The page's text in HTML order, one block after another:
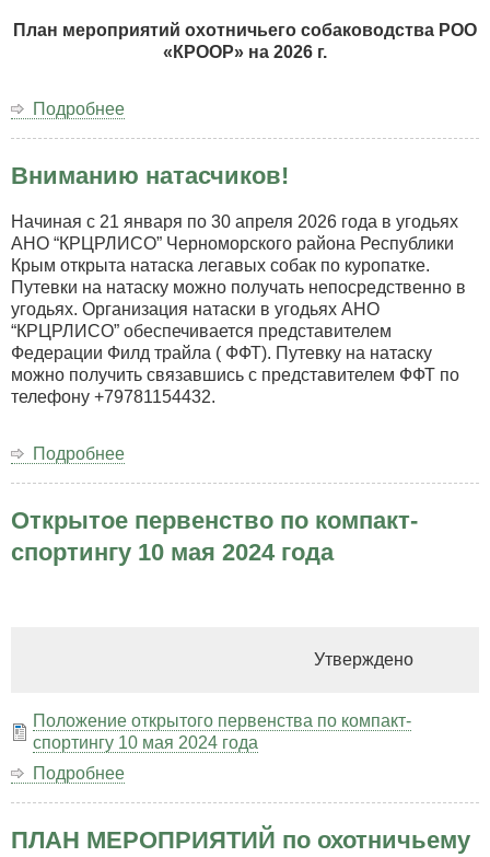
куропатке,
Крым,
Черноморское,
КРЦРЛИСО
(01.04.26
г.
–
13.04.26
г.).
План мероприятий охотничьего собаководства РОО
«КРООР» на 2026 г.
Подробнее
охотничьего
РОО
«КРООР»
на
2026
год
Вниманию натасчиков!
Начиная с 21 января по 30 апреля 2026 года в угодьях
АНО “КРЦРЛИСО” Черноморского района Республики
Крым открыта натаска легавых собак по куропатке.
Путевки на натаску можно получать непосредственно в
угодьях. Организация натаски в угодьях АНО
“КРЦРЛИСО” обеспечивается представителем
Федерации Филд трайла ( ФФТ). Путевку на натаску
можно получить связавшись с представителем ФФТ по
телефону +79781154432.
Подробнее
Открытое первенство по компакт-
спортингу 10 мая 2024 года
Утверждено
Положение открытого первенства по компакт-
спортингу 10 мая 2024 года
Подробнее
по
ПЛАН МЕРОПРИЯТИЙ по охотничьему